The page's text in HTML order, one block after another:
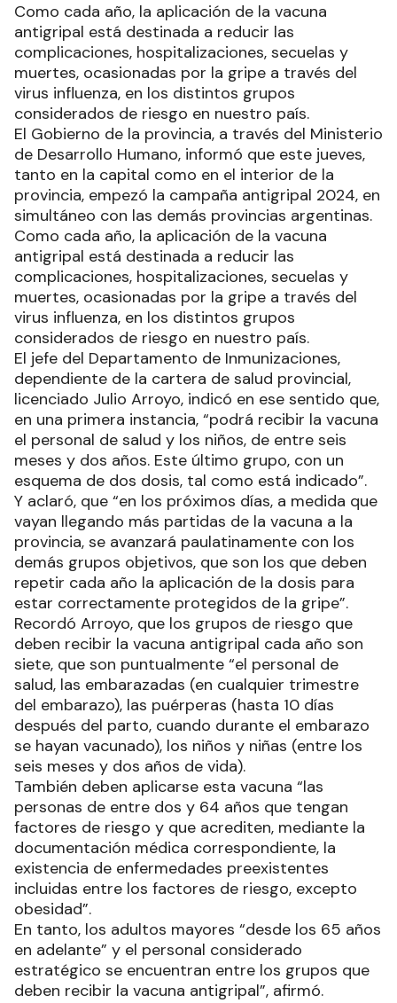
Como cada año, la aplicación de la vacuna
antigripal está destinada a reducir las
complicaciones, hospitalizaciones, secuelas y
muertes, ocasionadas por la gripe a través del
virus influenza, en los distintos grupos
considerados de riesgo en nuestro país.
El Gobierno de la provincia, a través del Ministerio
de Desarrollo Humano, informó que este jueves,
tanto en la capital como en el interior de la
provincia, empezó la campaña antigripal 2024, en
simultáneo con las demás provincias argentinas.
Como cada año, la aplicación de la vacuna
antigripal está destinada a reducir las
complicaciones, hospitalizaciones, secuelas y
muertes, ocasionadas por la gripe a través del
virus influenza, en los distintos grupos
considerados de riesgo en nuestro país.
El jefe del Departamento de Inmunizaciones,
dependiente de la cartera de salud provincial,
licenciado Julio Arroyo, indicó en ese sentido que,
en una primera instancia, “podrá recibir la vacuna
el personal de salud y los niños, de entre seis
meses y dos años. Este último grupo, con un
esquema de dos dosis, tal como está indicado”.
Y aclaró, que “en los próximos días, a medida que
vayan llegando más partidas de la vacuna a la
provincia, se avanzará paulatinamente con los
demás grupos objetivos, que son los que deben
repetir cada año la aplicación de la dosis para
estar correctamente protegidos de la gripe”.
Recordó Arroyo, que los grupos de riesgo que
deben recibir la vacuna antigripal cada año son
siete, que son puntualmente “el personal de
salud, las embarazadas (en cualquier trimestre
del embarazo), las puérperas (hasta 10 días
después del parto, cuando durante el embarazo
se hayan vacunado), los niños y niñas (entre los
seis meses y dos años de vida).
También deben aplicarse esta vacuna “las
personas de entre dos y 64 años que tengan
factores de riesgo y que acrediten, mediante la
documentación médica correspondiente, la
existencia de enfermedades preexistentes
incluidas entre los factores de riesgo, excepto
obesidad”.
En tanto, los adultos mayores “desde los 65 años
en adelante” y el personal considerado
estratégico se encuentran entre los grupos que
deben recibir la vacuna antigripal”, afirmó.